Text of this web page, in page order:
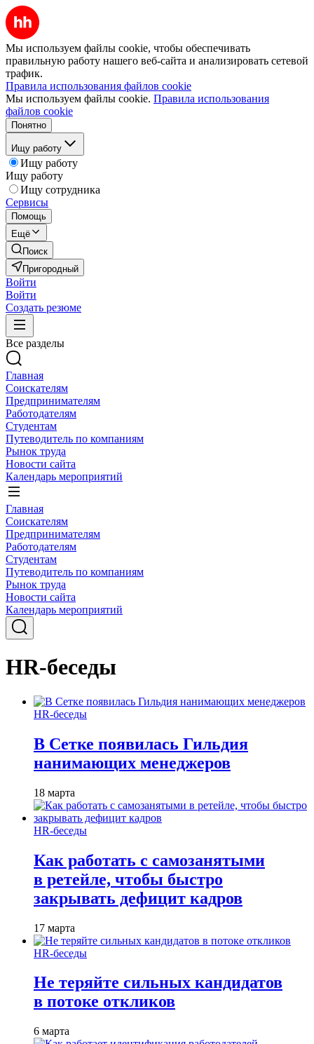
Мы используем файлы cookie, чтобы обеспечивать
правильную работу нашего веб-сайта и анализировать сетевой
трафик.
Правила использования файлов cookie
Мы используем файлы cookie. Правила использования
файлов cookie
Понятно
Ищу работу
Ищу работу
Ищу работу
Ищу сотрудника
Сервисы
Помощь
Ещё
Поиск
Пригородный
Войти
Войти
Создать резюме
Все разделы
Главная
Соискателям
Предпринимателям
Работодателям
Студентам
Путеводитель по компаниям
Рынок труда
Новости сайта
Календарь мероприятий
Главная
Соискателям
Предпринимателям
Работодателям
Студентам
Путеводитель по компаниям
Рынок труда
Новости сайта
Календарь мероприятий
HR-беседы
HR-беседы
В Сетке появилась Гильдия
нанимающих менеджеров
18 марта
HR-беседы
Как работать с самозанятыми
в ретейле, чтобы быстро
закрывать дефицит кадров
17 марта
HR-беседы
Не теряйте сильных кандидатов
в потоке откликов
6 марта